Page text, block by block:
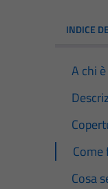
INDICE
A chi
Come
Cosa